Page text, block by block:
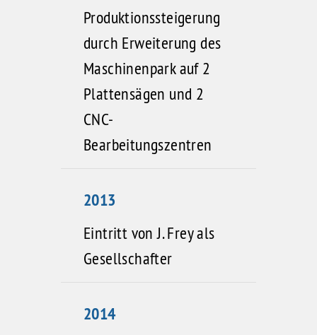
Produktionssteigerung
durch Erweiterung des
Maschinenpark auf 2
Plattensägen und 2
CNC-
Bearbeitungszentren
2013
Eintritt von J. Frey als
Gesellschafter
2014